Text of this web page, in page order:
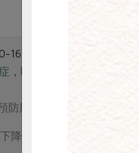
16:00
，吃出好肌力
防肌少症，吃出好肌力！
降、肌力不足？肌少症其